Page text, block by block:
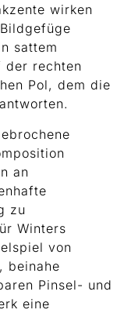
wirken
sattem
der rechten
Pol, dem die
an
zu
Winters
von
beinahe
Pinsel- und
eine